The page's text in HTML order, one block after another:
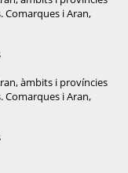
Comarques i Aran,
àmbits i províncies
Comarques i Aran,